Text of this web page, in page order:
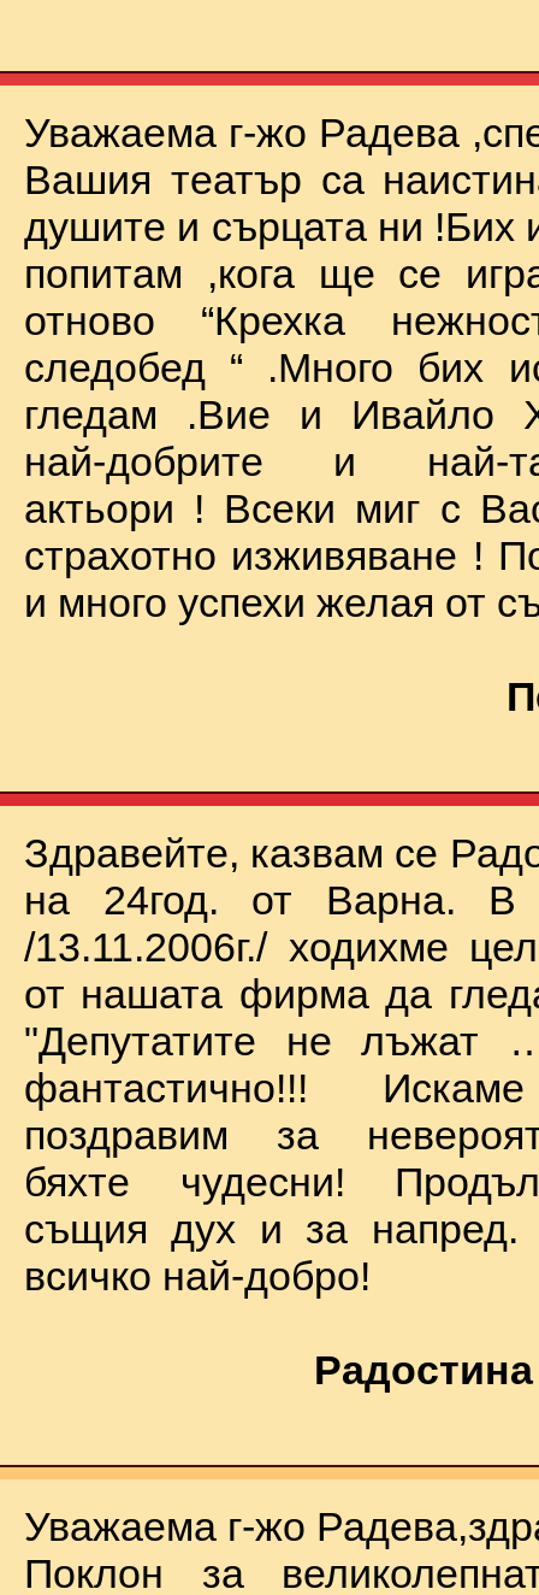
Уважаема г-жо Радева
Вашия театър са
душите и сърцата ни !Бих
попитам ,кога ще се
отново “Крехка
следобед “ .Много бих
гледам .Вие и Ивайло
най-добрите и най-
актьори ! Всеки миг с
страхотно изживяване !
и много успехи желая от
Здравейте, казвам се
на 24год. от Варна. В
/13.11.2006г./ ходихме
от нашата фирма да
"Депутатите не
фантастично!!!
поздравим за
бяхте чудесни!
същия дух и за
всичко най-добро!
Уважаема г-жо
Поклон за